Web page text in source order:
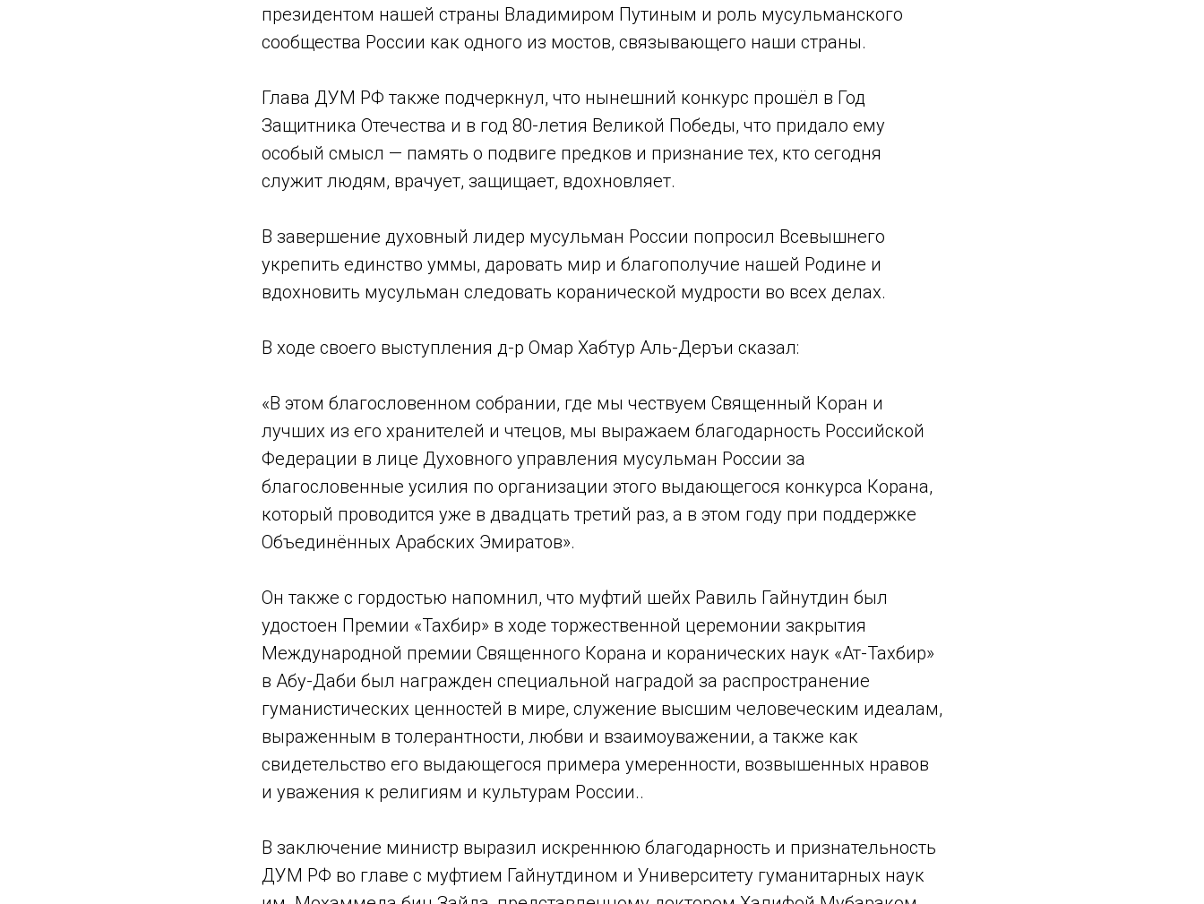
президентом нашей страны Владимиром Путиным и роль мусульманского
сообщества России как одного из мостов, связывающего наши страны.
Глава ДУМ РФ также подчеркнул, что нынешний конкурс прошёл в Год
Защитника Отечества и в год 80-летия Великой Победы, что придало ему
особый смысл — память о подвиге предков и признание тех, кто сегодня
служит людям, врачует, защищает, вдохновляет.
В завершение духовный лидер мусульман России попросил Всевышнего
укрепить единство уммы, даровать мир и благополучие нашей Родине и
вдохновить мусульман следовать коранической мудрости во всех делах.
В ходе своего выступления д-р Омар Хабтур Аль-Деръи сказал:
«В этом благословенном собрании, где мы чествуем Священный Коран и
лучших из его хранителей и чтецов, мы выражаем благодарность Российской
Федерации в лице Духовного управления мусульман России за
благословенные усилия по организации этого выдающегося конкурса Корана,
который проводится уже в двадцать третий раз, а в этом году при поддержке
Объединённых Арабских Эмиратов».
Он также с гордостью напомнил, что муфтий шейх Равиль Гайнутдин был
удостоен Премии «Тахбир» в ходе торжественной церемонии закрытия
Международной премии Священного Корана и коранических наук «Ат-Тахбир»
в Абу-Даби был награжден специальной наградой за распространение
гуманистических ценностей в мире, служение высшим человеческим идеалам,
выраженным в толерантности, любви и взаимоуважении, а также как
свидетельство его выдающегося примера умеренности, возвышенных нравов
и уважения к религиям и культурам России..
В заключение министр выразил искреннюю благодарность и признательность
ДУМ РФ во главе с муфтием Гайнутдином и Университету гуманитарных наук